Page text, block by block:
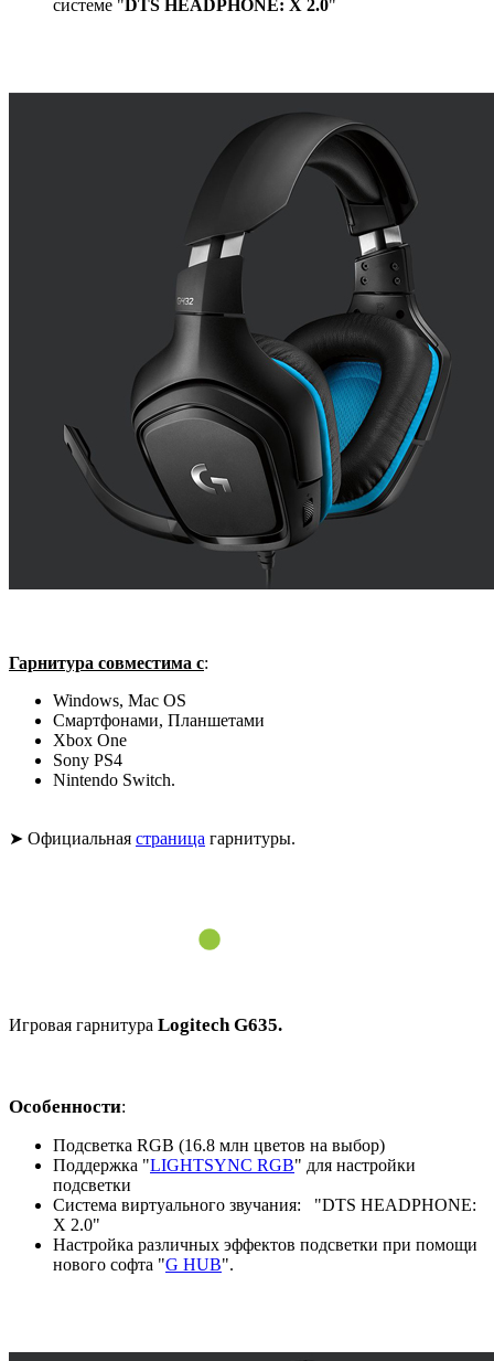
системе "DTS HEADPHONE: X 2.0"
Гарнитура совместима с:
Windows, Mac OS
Смартфонами, Планшетами
Xbox One
Sony PS4
Nintendo Switch.
➤ Официальная страница гарнитуры.
Игровая гарнитура Logitech G635.
Особенности:
Подсветка RGB (16.8 млн цветов на выбор)
Поддержка "LIGHTSYNC RGB" для настройки
подсветки
Система виртуального звучания: "DTS HEADPHONE:
X 2.0"
Настройка различных эффектов подсветки при помощи
нового софта "G HUB".